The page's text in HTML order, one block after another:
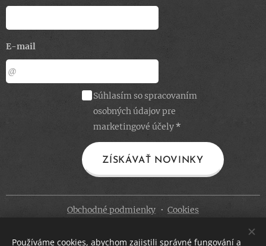
E-mail
Súhlasím so spracovaním
osobných údajov pre
marketingové účely
ZÍSKÁVAŤ NOVINKY
Obchodné podmienky Cookies
Používáme cookies, abychom zajistili správné fungování a